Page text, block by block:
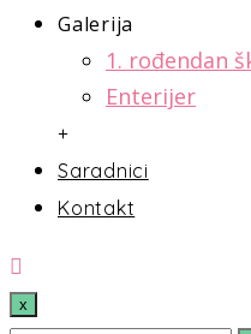
Galerija
1. rođendan
Enterijer
+
Saradnici
Kontakt
x